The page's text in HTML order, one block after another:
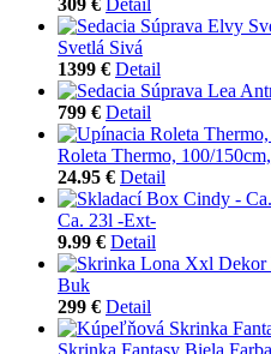
Svetlá Sivá
1399 € Detail
799 € Detail
Roleta Thermo, 100/
24.95 € Detail
Ca. 23l -Ext-
9.99 € Detail
Buk
299 € Detail
Skrinka Fantasy Biela Farba